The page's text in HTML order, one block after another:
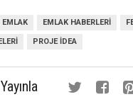
EMLAK EMLAK HABERLERI
PROJE IDEA